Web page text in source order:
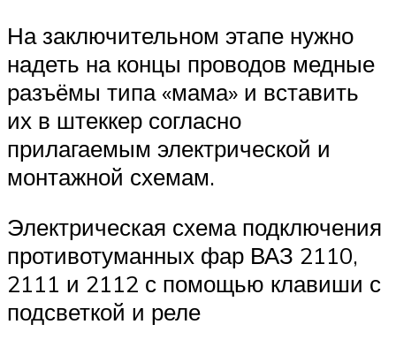
На заключительном этапе нужно
надеть на концы проводов медные
разъёмы типа «мама» и вставить
их в штеккер согласно
прилагаемым электрической и
монтажной схемам.
Электрическая схема подключения
противотуманных фар ВАЗ 2110,
2111 и 2112 с помощью клавиши с
подсветкой и реле